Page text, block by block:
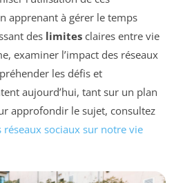
apprenant à gérer le temps
des limites claires entre vie
examiner l’impact des réseaux
les défis et
aujourd’hui, tant sur un plan
approfondir le sujet, consultez
réseaux sociaux sur notre vie